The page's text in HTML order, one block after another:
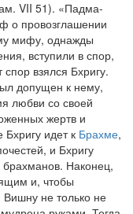
VII 51). «Падма-
о провозглашении
мифу, однажды
вступили в спор,
взялся Бхригу.
допущен к нему,
любви со своей
жертв и
Бхригу идет к Брахме,
и Бхригу
брахманов. Наконец,
и, чтобы
Вишну не только не